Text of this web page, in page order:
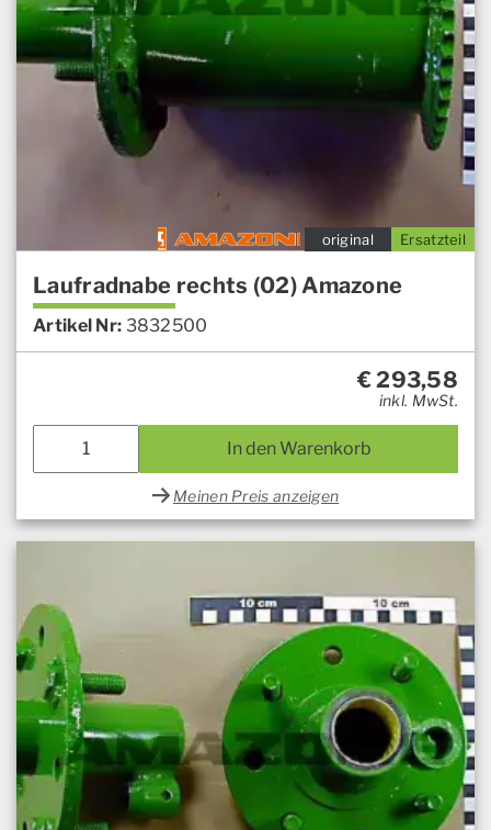
Ersatzteil
original
Laufradnabe rechts (02) Amazone
Artikel Nr: 3832500
€293,58
inkl. MwSt.
In den Warenkorb
Meinen Preis anzeigen